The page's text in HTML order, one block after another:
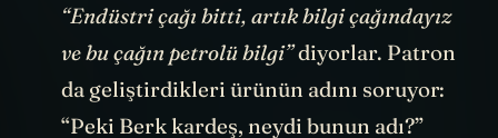
ürünün bir sunumunu yapıyorlar.
“Endüstri çağı bitti, artık bilgi çağındayız
ve bu çağın petrolü bilgi”diyorlar. Patron
da geliştirdikleri ürünün adını soruyor: